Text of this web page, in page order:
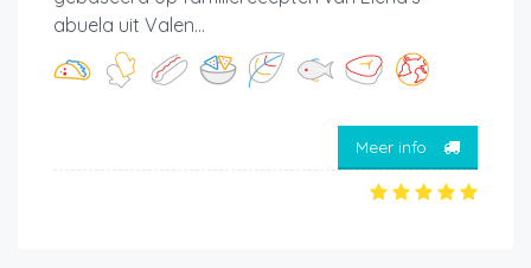
abuela uit Valen...
Meer info